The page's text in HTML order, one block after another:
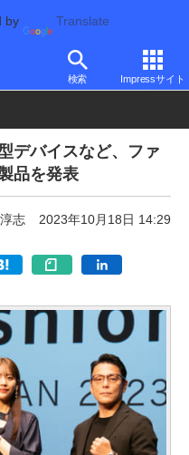
by Translate
検索 Impressサイト
ートウォッチ Huawei
デバイスなど、ファ
品を発表
志 2023年10月18日 14:29